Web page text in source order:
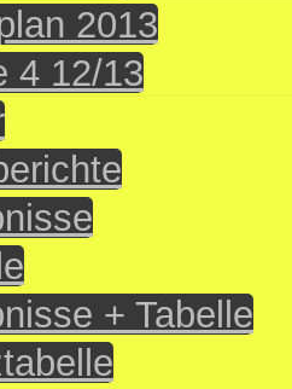
2013
4 12/13
+ Tabelle